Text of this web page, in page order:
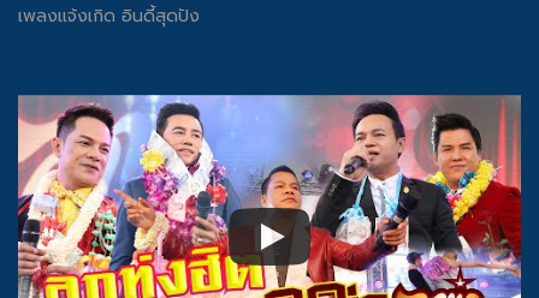
เพลงแจ้งเกิด อินดี้สุดปัง